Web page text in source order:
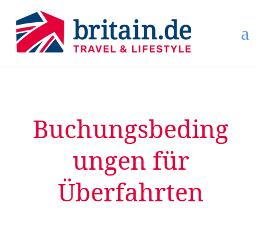
a
Buchungsbeding
ungen für
Überfahrten